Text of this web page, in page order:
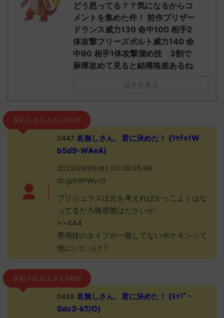
どう思ってる？？気になるからコ
メントを集めた件！ 前作ブリザー
ドランス威力130 命中100 相手2
体攻撃フリーズボルト威力140 命
中90 相手1体攻撃溜め技 3割で
麻痺改めて見ると結構格差あるね
続きを見る
反応される人さん0447
0447 名無しさん、君に決めた！ (ﾜｯﾁｮｲW
b5d9-WAeA)
2023/08/09(水) 00:39:05.99
ID:gzK9PWyc0
ブリジュラスは元を考えればかっこよくはな
ってるだろ橋形態はださいが
>>444
専用技のタイプが一致してないポケモンって
他にいたっけ？
反応される人さん0459
0459 名無しさん、君に決めた！ (ｽｯﾌﾟｰ
Sdc3-kT/O)